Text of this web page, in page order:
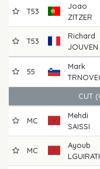
T53
Joao
ZITZER
T53
Richard
JOUVEN
55
Mark
CUT
MC
Mehdi
SAISSI
MC
Ayoub
LGUIRATI